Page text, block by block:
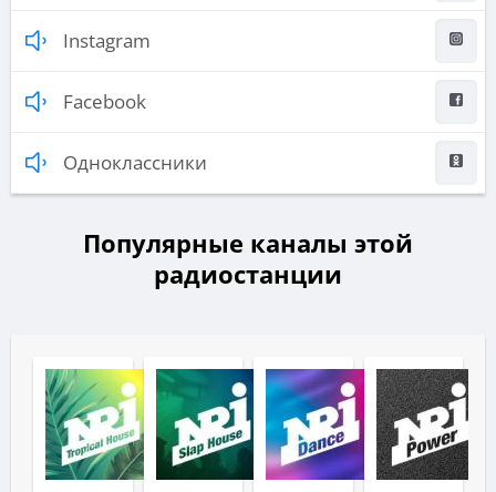
Instagram
Facebook
Одноклассники
Популярные каналы этой
радиостанции